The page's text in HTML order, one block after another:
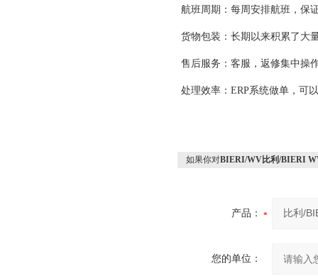
航班周期：每周安排航班，保
货物包装：长期以来积累了大
售后服务：客服，返修集中操
处理效率： ERP系统做单，可
如果你对BIERI/WV比利/BIERI
产品：
您的单位：